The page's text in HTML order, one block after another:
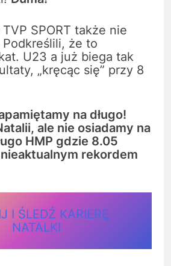
SPORT także nie
że to
U23 a już biega tak
„kręcąc się” przy 8
na długo!
ale nie osiadamy na
HMP gdzie 8.05
rekordem
I ŚLEDŹ KARIERĘ
NATALKI